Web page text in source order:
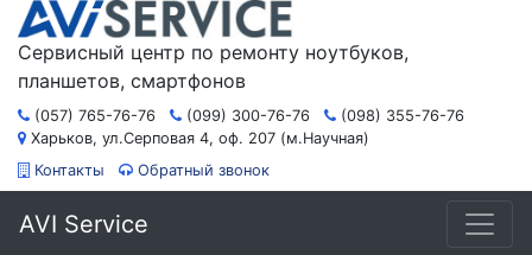
Сервисный центр по ремонту ноутбуков,
планшетов, смартфонов
(057) 765-76-76 (099) 300-76-76
(098) 355-76-76
Харьков, ул.Серповая 4, оф. 207 (м.Научная)
Контакты
Обратный звонок
AVI Service